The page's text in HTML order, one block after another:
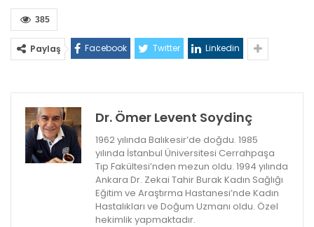
385
Paylaş Facebook Twitter Linkedin
Dr. Ömer Levent Soydinç
1962 yılında Balıkesir’de doğdu. 1985
yılında İstanbul Üniversitesi Cerrahpaşa
Tıp Fakültesi’nden mezun oldu. 1994 yılında
Ankara Dr. Zekai Tahir Burak Kadın Sağlığı
Eğitim ve Araştırma Hastanesi’nde Kadın
Hastalıkları ve Doğum Uzmanı oldu. Özel
hekimlik yapmaktadır.